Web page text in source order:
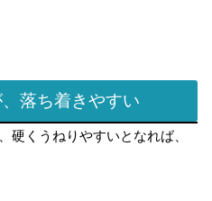
落ち着きやすい
硬くうねりやすいとなれば、